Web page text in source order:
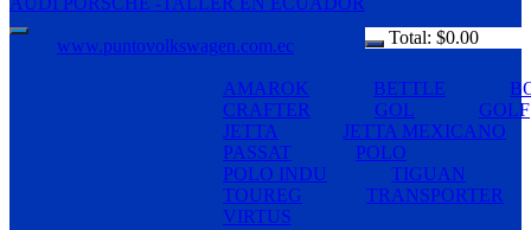
Total: $0.00
www.puntovolkswagen.com.ec
AMAROK BETTLE
CRAFTER
GOL
GOLF
JETTA
JETTA MEXICANO
PASSAT
POLO
POLO INDU
TIGUAN
TOUREG
TRANSPORTER
VIRTUS